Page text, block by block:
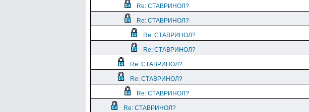
Re: СТАВРИНОЛ?
Re: СТАВРИНОЛ?
Re: СТАВРИНОЛ?
Re: СТАВРИНОЛ?
Re: СТАВРИНОЛ?
Re: СТАВРИНОЛ?
Re: СТАВРИНОЛ?
Re: СТАВРИНОЛ?